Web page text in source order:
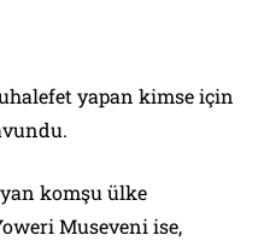
yapan kimse için
komşu ülke
Museveni ise,